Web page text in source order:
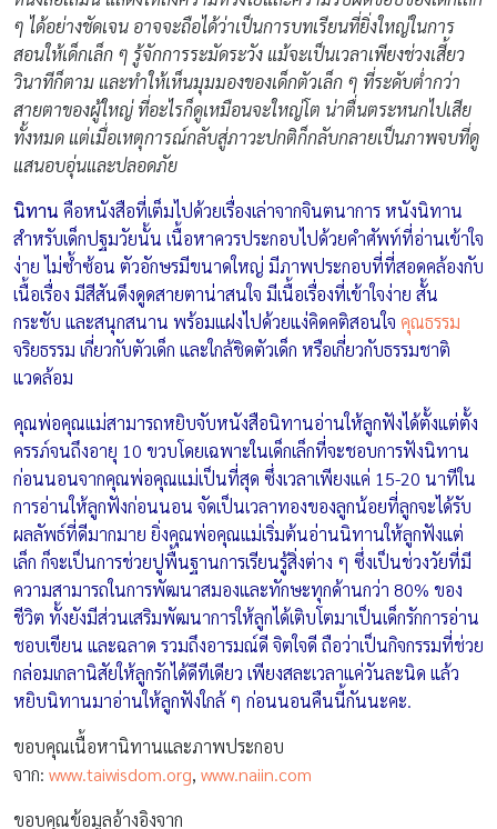
ๆ ได้อย่างชัดเจน อาจจะถือได้ว่าเป็นการบทเรียนที่ยิ่งใหญ่ในการ
สอนให้เด็กเล็ก ๆ รู้จักการระมัดระวัง แม้จะเป็นเวลาเพียงช่วงเสี้ยว
วินาทีก็ตาม และทำให้เห็นมุมมองของเด็กตัวเล็ก ๆ ที่ระดับต่ำกว่า
สายตาของผู้ใหญ่ ที่อะไรก็ดูเหมือนจะใหญ่โต น่าตื่นตระหนกไปเสีย
ทั้งหมด แต่เมื่อเหตุการณ์กลับสู่ภาวะปกติก็กลับกลายเป็นภาพจบที่ดู
แสนอบอุ่นและปลอดภัย
นิทาน คือหนังสือที่เต็มไปด้วยเรื่องเล่าจากจินตนาการ หนังนิทาน
สำหรับเด็กปฐมวัยนั้น เนื้อหาควรประกอบไปด้วยคำศัพท์ที่อ่านเข้าใจ
ง่าย ไม่ซ้ำซ้อน ตัวอักษรมีขนาดใหญ่ มีภาพประกอบที่ที่สอดคล้องกับ
เนื้อเรื่อง มีสีสันดึงดูดสายตาน่าสนใจ มีเนื้อเรื่องที่เข้าใจง่าย สั้น
กระชับ และสนุกสนาน พร้อมแฝงไปด้วยแง่คิดคติสอนใจ คุณธรรม
จริยธรรม เกี่ยวกับตัวเด็ก และใกล้ชิดตัวเด็ก หรือเกี่ยวกับธรรมชาติ
แวดล้อม
คุณพ่อคุณแม่สามารถหยิบจับหนังสือนิทานอ่านให้ลูกฟังได้ตั้งแต่ตั้ง
ครรภ์จนถึงอายุ 10 ขวบโดยเฉพาะในเด็กเล็กที่จะชอบการฟังนิทาน
ก่อนนอนจากคุณพ่อคุณแม่เป็นที่สุด ซึ่งเวลาเพียงแค่ 15-20 นาทีใน
การอ่านให้ลูกฟังก่อนนอน จัดเป็นเวลาทองของลูกน้อยที่ลูกจะได้รับ
ผลลัพธ์ที่ดีมากมาย ยิ่งคุณพ่อคุณแม่เริ่มต้นอ่านนิทานให้ลูกฟังแต่
เล็ก ก็จะเป็นการช่วยปูพื้นฐานการเรียนรู้สิ่งต่าง ๆ ซึ่งเป็นช่วงวัยที่มี
ความสามารถในการพัฒนาสมองและทักษะทุกด้านกว่า 80% ของ
ชีวิต ทั้งยังมีส่วนเสริมพัฒนาการให้ลูกได้เติบโตมาเป็นเด็กรักการอ่าน
ชอบเขียน และฉลาด รวมถึงอารมณ์ดี จิตใจดี ถือว่าเป็นกิจกรรมที่ช่วย
กล่อมเกลานิสัยให้ลูกรักได้ดีทีเดียว เพียงสละเวลาแค่วันละนิด แล้ว
หยิบนิทานมาอ่านให้ลูกฟังใกล้ ๆ ก่อนนอนคืนนี้กันนะคะ.
ขอบคุณเนื้อหานิทานและภาพประกอบ
จาก: www.taiwisdom.org, www.naiin.com
ขอบคุณข้อมูลอ้างอิงจาก